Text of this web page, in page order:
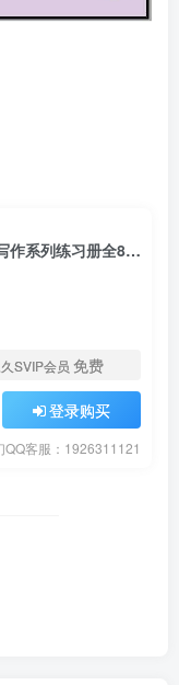
《Skill Sharpeners Spell Write》拼读写作系列练习册全8册PDF可打印，百度网盘下载！
SVIP会员 免费
登录购买
客服：1926311121